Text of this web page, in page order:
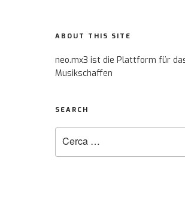
ABOUT THIS SITE
neo.mx3 ist die Plattform für
Musikschaffen
SEARCH